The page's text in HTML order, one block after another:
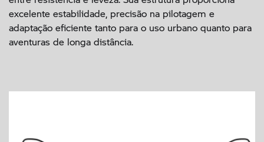
excelente estabilidade, precisão na pilotagem e
adaptação eficiente tanto para o uso urbano quanto para
aventuras de longa distância.